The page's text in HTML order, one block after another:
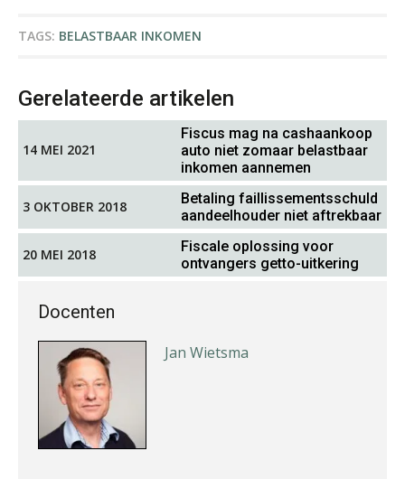
TAGS: BELASTBAAR INKOMEN
Gerelateerde artikelen
14 MEI 2021
Fiscus mag na cashaankoop
auto niet zomaar belastbaar
inkomen aannemen
3 OKTOBER 2018
Betaling faillissementsschuld
aandeelhouder niet aftrekbaar
20 MEI 2018
Fiscale oplossing voor
ontvangers getto-uitkering
Docenten
Kirsten Kievit
Jan Wietsma